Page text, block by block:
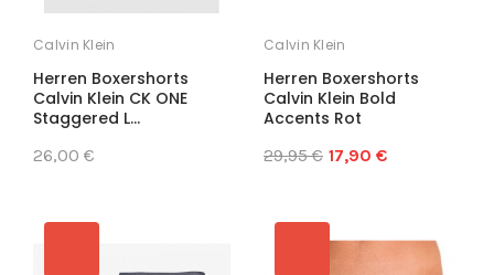
Calvin Klein
Herren Boxershorts
Calvin Klein CK ONE
Staggered L...
26,00 €
Calvin Klein
Herren Boxershorts
Calvin Klein Bold
Accents Rot
29,95 € 17,90 €